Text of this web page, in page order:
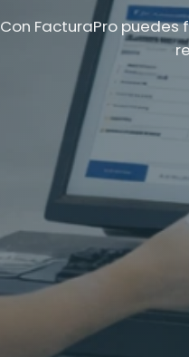
Con FacturaPro